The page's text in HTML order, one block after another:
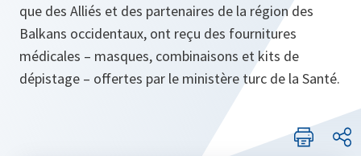
que des Alliés et des partenaires de la région des
Balkans occidentaux, ont reçu des fournitures
médicales – masques, combinaisons et kits de
dépistage – offertes par le ministère turc de la Santé.